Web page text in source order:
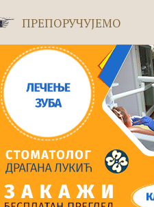
ПРЕПОРУЧУЈЕМО